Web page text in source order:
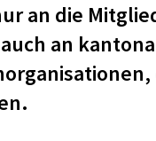
an die
an